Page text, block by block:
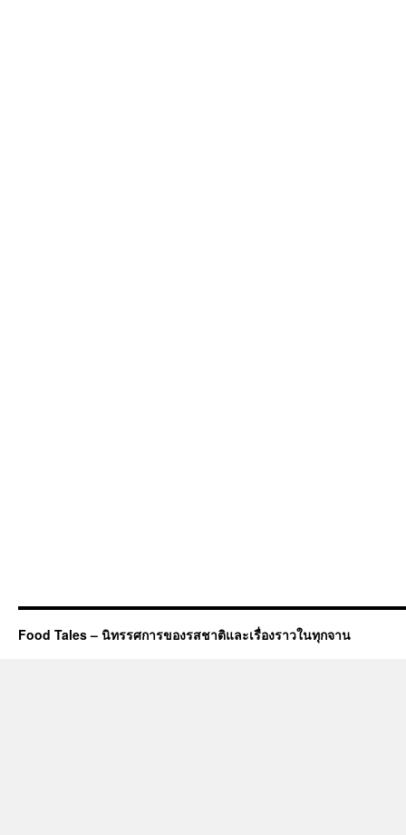
Food Tales – นิทรรศการของรสชาติและเรื่องราวในทุกจาน